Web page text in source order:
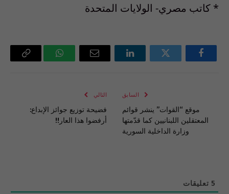
* كاتب مصري- الولايات المتحدة
فيسبوك تويتر لينكدإن
البريد
واتساب Copy
السابق
موقع “القوات” ينشر قوائم
المعتقلين اللبنانيين كما قدّمتها
وزارة الداخلية السورية
التالي
فضيحة توزيع جوائز الإبداع:
أرفضوا هذا العار!!
5 تعليقات